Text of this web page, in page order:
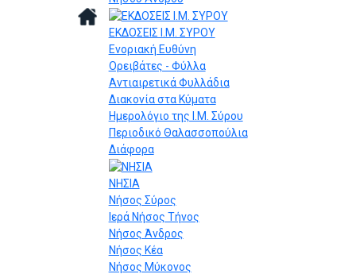
ΕΚΔΟΣΕΙΣ Ι.Μ. ΣΥΡΟΥ
Ενοριακή Ευθύνη
Ορειβάτες - Φύλλα
Αντιαιρετικά Φυλλάδια
Διακονία στα Κύματα
Ημερολόγιο της Ι.Μ. Σύρου
Περιοδικό Θαλασσοπούλια
Διάφορα
ΝΗΣΙΑ
Νήσος Σύρος
Ιερά Νήσος Τήνος
Νήσος Άνδρος
Νήσος Κέα
Νήσος Μύκονος